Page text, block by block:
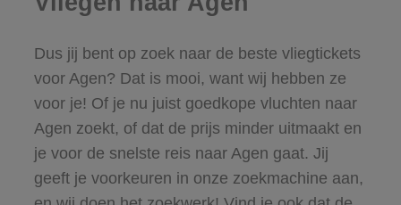
Dus jij bent op zoek naar de beste vliegtickets
voor Agen? Dat is mooi, want wij hebben ze
voor je! Of je nu juist goedkope vluchten naar
Agen zoekt, of dat de prijs minder uitmaakt en
je voor de snelste reis naar Agen gaat. Jij
geeft je voorkeuren in onze zoekmachine aan,